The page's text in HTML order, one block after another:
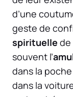
d’une
geste de
spirituelle de
souvent l’
dans la
dans la